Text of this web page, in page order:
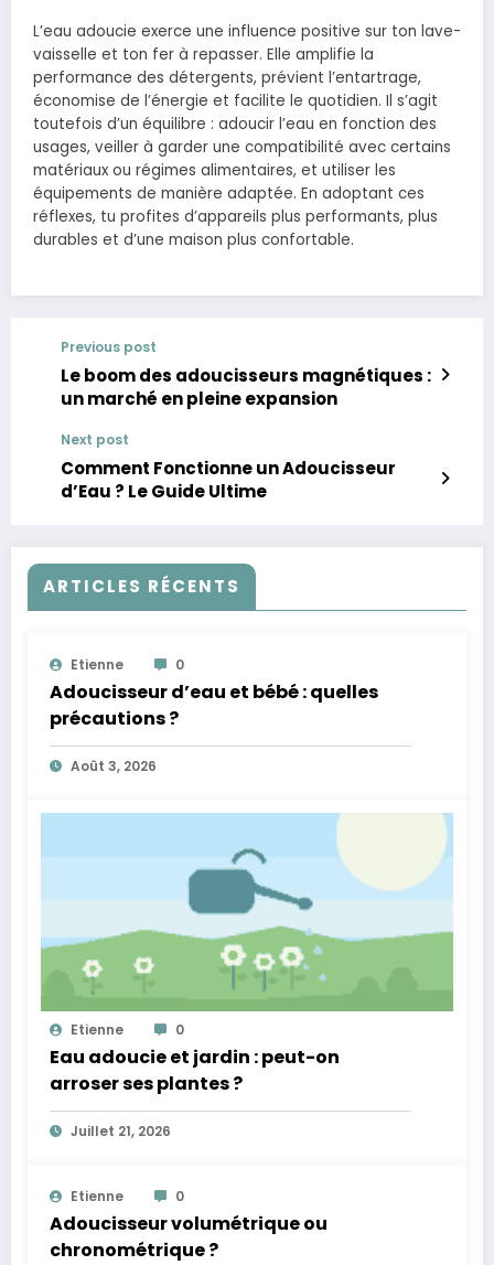
L’eau adoucie exerce une influence positive sur ton lave-
vaisselle et ton fer à repasser. Elle amplifie la
performance des détergents, prévient l’entartrage,
économise de l’énergie et facilite le quotidien. Il s’agit
toutefois d’un équilibre : adoucir l’eau en fonction des
usages, veiller à garder une compatibilité avec certains
matériaux ou régimes alimentaires, et utiliser les
équipements de manière adaptée. En adoptant ces
réflexes, tu profites d’appareils plus performants, plus
durables et d’une maison plus confortable.
Previous post
Le boom des adoucisseurs magnétiques :
un marché en pleine expansion
Next post
Comment Fonctionne un Adoucisseur
d’Eau ? Le Guide Ultime
ARTICLES RÉCENTS
Etienne 0
Adoucisseur d’eau et bébé : quelles
précautions ?
Août 3, 2026
Etienne 0
Eau adoucie et jardin : peut-on
arroser ses plantes ?
Juillet 21, 2026
Etienne 0
Adoucisseur volumétrique ou
chronométrique ?